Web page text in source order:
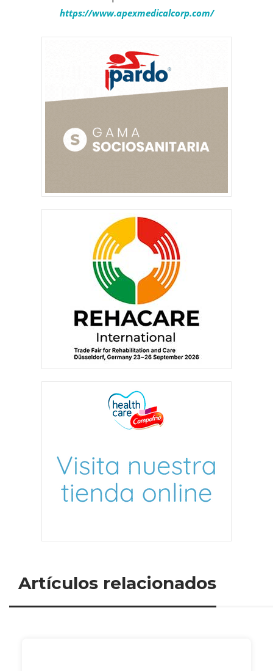
https://www.apexmedicalcorp.com/
Artículos relacionados